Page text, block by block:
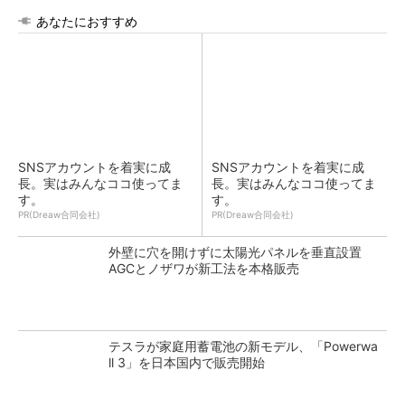
あなたにおすすめ
SNSアカウントを着実に成
長。実はみんなココ使ってま
す。
PR(Dreaw合同会社)
SNSアカウントを着実に成
長。実はみんなココ使ってま
す。
PR(Dreaw合同会社)
外壁に穴を開けずに太陽光パネルを垂直設置
AGCとノザワが新工法を本格販売
テスラが家庭用蓄電池の新モデル、「Powerwa
ll 3」を日本国内で販売開始